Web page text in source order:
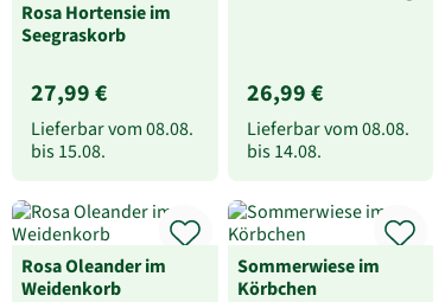
Rosa Hortensie im
Seegraskorb
27,99 €
Lieferbar vom08.08.
bis 15.08.
26,99 €
Lieferbar vom08.08.
bis 14.08.
Rosa Oleander im
Weidenkorb
Sommerwiese im
Körbchen